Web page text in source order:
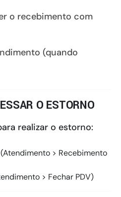
o recebimento com
(quando
O ESTORNO
realizar o estorno:
(Atendimento > Recebimento
> Fechar PDV)